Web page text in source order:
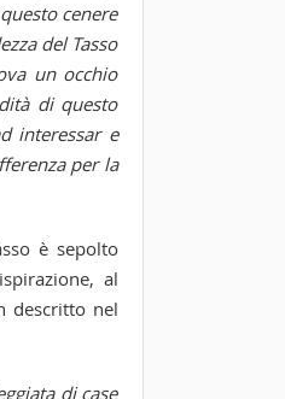
cenere
del Tasso
un occhio
di questo
interessar e
per la
è sepolto
al
descritto nel
di case